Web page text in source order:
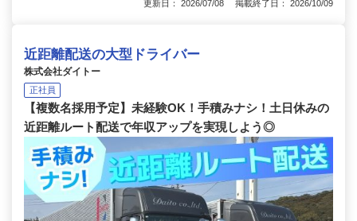
更新日： 2026/07/08 掲載終了日： 2026/10/09
近距離配送の大型ドライバー
株式会社ダイトー
正社員
【複数名採用予定】未経験OK！手積みナシ！土日休みの
近距離ルート配送で年収アップを実現しよう◎